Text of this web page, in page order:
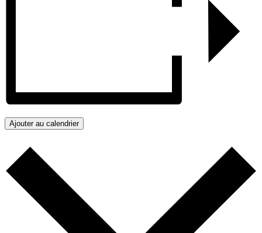
Ajouter au calendrier